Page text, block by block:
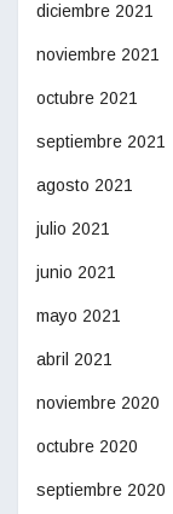
diciembre 2021
noviembre 2021
octubre 2021
septiembre 2021
agosto 2021
julio 2021
junio 2021
mayo 2021
abril 2021
noviembre 2020
octubre 2020
septiembre 2020